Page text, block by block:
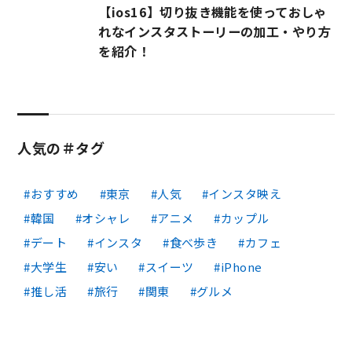
【ios16】切り抜き機能を使っておしゃ
れなインスタストーリーの加工・やり方
を紹介！
人気の＃タグ
おすすめ 東京 人気
インスタ映え
韓国
オシャレ アニメ
カップル
デート
インスタ 食べ歩き
カフェ
大学生
安い スイーツ
iPhone
推し活
旅行 関東 グルメ